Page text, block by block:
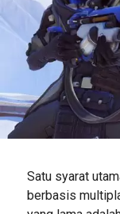
Satu syarat
berbasis